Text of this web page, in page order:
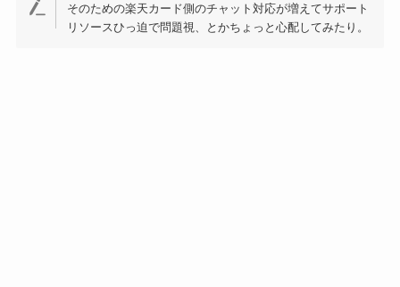
そのための楽天カード側のチャット対応が増えてサポート
リソースひっ迫で問題視、とかちょっと心配してみたり。